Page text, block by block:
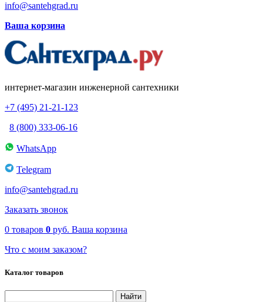
info@santehgrad.ru
Ваша корзина
интернет-магазин инженерной сантехники
+7 (495) 21-21-123
8 (800) 333-06-16
WhatsApp
Telegram
info@santehgrad.ru
Заказать звонок
0 товаров 0 руб. Ваша корзина
Что с моим заказом?
Каталог товаров